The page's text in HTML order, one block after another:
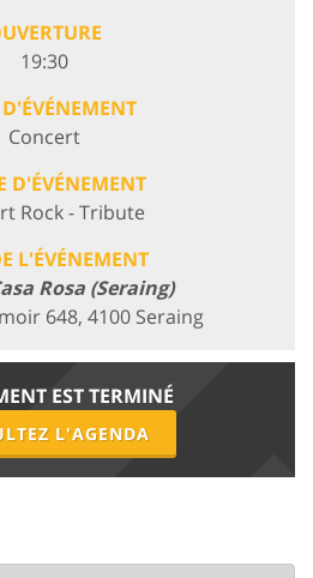
19:30
Concert
D'ÉVÉNEMENT
Rock - Tribute
L'ÉVÉNEMENT
Rosa (Seraing)
648, 4100 Seraing
EST TERMINÉ
L'AGENDA